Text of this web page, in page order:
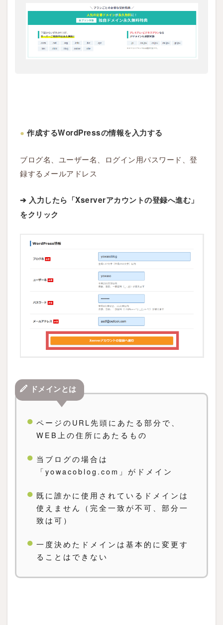
● 作成するWordPressの情報を入力する
ブログ名、ユーザー名、ログイン用パスワード、登
録するメールアドレス
➔ 入力したら「Xserverアカウントの登録へ進む」
をクリック
ドメインとは
ページのURL先頭にあたる部分で、
WEB上の住所にあたるもの
当ブログの場合は
「yowacoblog.com」がドメイン
既に誰かに使用されているドメインは
使えません（完全一致が不可、部分一
致は可）
一度決めたドメインは基本的に変更す
ることはできない